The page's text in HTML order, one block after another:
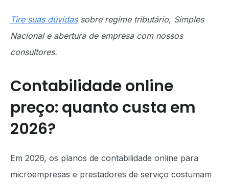
Tire suas dúvidassobre regime tributário, Simples
Nacional e abertura de empresa com nossos
consultores.
Contabilidade online
preço: quanto custa em
2026?
Em 2026, os planos de contabilidade online para
microempresas e prestadores de serviço costumam